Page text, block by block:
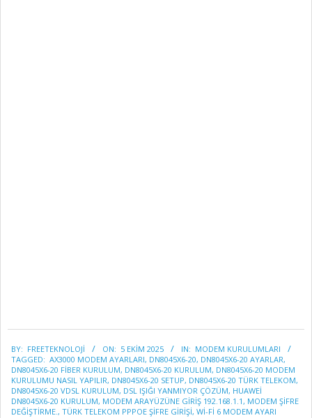
10-
05
BY: FREETEKNOLOJI ON: 5 EKIM 2025 IN: MODEM KURULUMLARI
TAGGED: AX3000 MODEM AYARLARI, DN8045X6-20, DN8045X6-20 AYARLAR,
DN8045X6-20 FIBER KURULUM, DN8045X6-20 KURULUM, DN8045X6-20 MODEM
KURULUMU NASIL YAPILIR, DN8045X6-20 SETUP, DN8045X6-20 TÜRK TELEKOM,
DN8045X6-20 VDSL KURULUM, DSL IŞIĞI YANMIYOR ÇÖZÜM, HUAWEI
DN8045X6-20 KURULUM, MODEM ARAYÜZÜNE GIRIŞ 192.168.1.1, MODEM ŞIFRE
DEĞIŞTIRME., TÜRK TELEKOM PPPOE ŞIFRE GIRIŞI, WI-FI 6 MODEM AYARI